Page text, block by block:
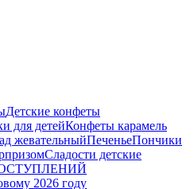
Детские конфеты
для детейКонфеты карамель
жевательныйПеченьеПончики
Сладости детские
2026 году